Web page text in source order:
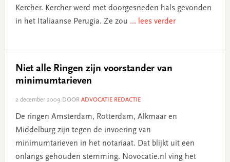
Kercher. Kercher werd met doorgesneden hals gevonden
in het Italiaanse Perugia. Ze zou ... lees verder
Niet alle Ringen zijn voorstander van
minimumtarieven
2 december 2009 DOOR ADVOCATIE REDACTIE
De ringen Amsterdam, Rotterdam, Alkmaar en
Middelburg zijn tegen de invoering van
minimumtarieven in het notariaat. Dat blijkt uit een
onlangs gehouden stemming. Novocatie.nl ving het